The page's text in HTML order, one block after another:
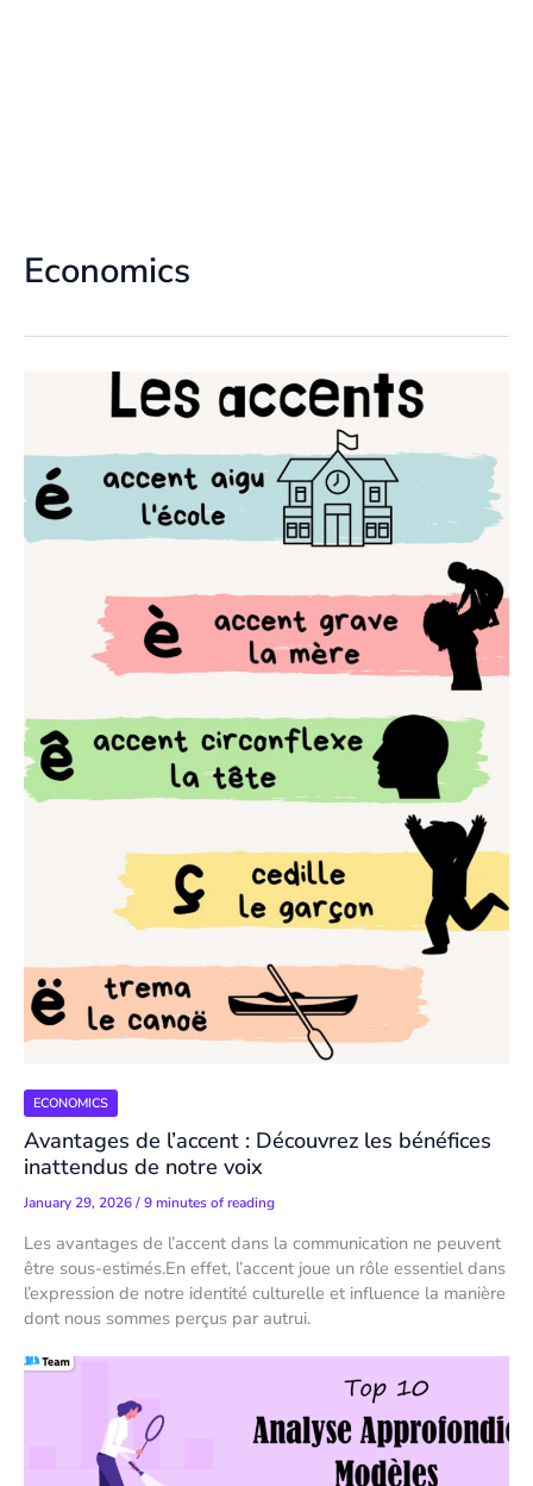
Economics
ECONOMICS
Avantages de l’accent : Découvrez les bénéfices
inattendus de notre voix
January 29, 2026/9 minutes of reading
Les avantages de l’accent dans la communication ne peuvent
être sous-estimés.En effet, l’accent joue un rôle essentiel dans
l’expression de notre identité culturelle et influence la manière
dont nous sommes perçus par autrui.